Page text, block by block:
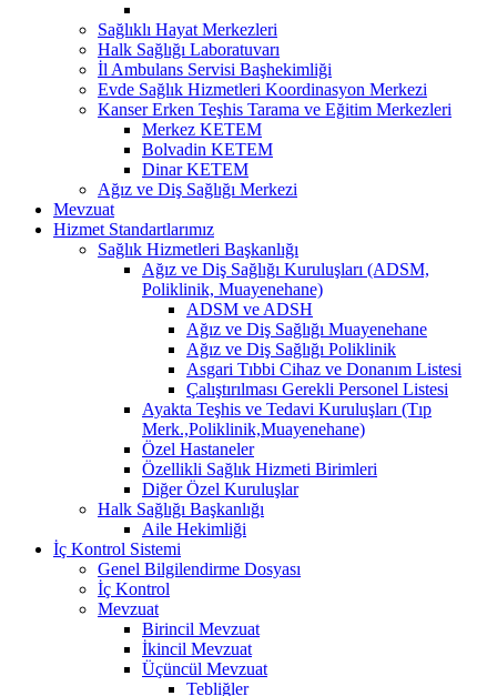
Sağlıklı Hayat Merkezleri
Halk Sağlığı Laboratuvarı
İl Ambulans Servisi Başhekimliği
Evde Sağlık Hizmetleri Koordinasyon Merkezi
Kanser Erken Teşhis Tarama ve Eğitim Merkezleri
Merkez KETEM
Bolvadin KETEM
Dinar KETEM
Ağız ve Diş Sağlığı Merkezi
Mevzuat
Hizmet Standartlarımız
Sağlık Hizmetleri Başkanlığı
Ağız ve Diş Sağlığı Kuruluşları (ADSM,
Poliklinik, Muayenehane)
ADSM ve ADSH
Ağız ve Diş Sağlığı Muayenehane
Ağız ve Diş Sağlığı Poliklinik
Asgari Tıbbi Cihaz ve Donanım Listesi
Çalıştırılması Gerekli Personel Listesi
Ayakta Teşhis ve Tedavi Kuruluşları (Tıp
Merk.,Poliklinik,Muayenehane)
Özel Hastaneler
Özellikli Sağlık Hizmeti Birimleri
Diğer Özel Kuruluşlar
Halk Sağlığı Başkanlığı
Aile Hekimliği
İç Kontrol Sistemi
Genel Bilgilendirme Dosyası
İç Kontrol
Mevzuat
Birincil Mevzuat
İkincil Mevzuat
Üçüncül Mevzuat
Tebliğler